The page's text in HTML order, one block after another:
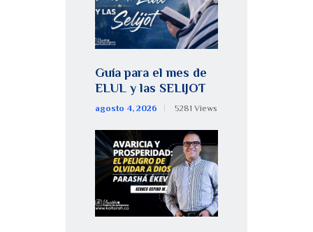
Guía para el mes de
ELUL y las SELIJOT
agosto 4, 2026 5281 Views